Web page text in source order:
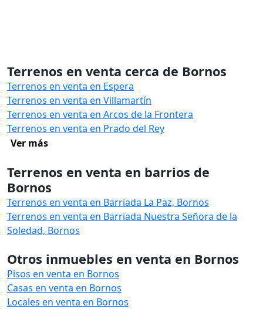
Terrenos en venta cerca de Bornos
Terrenos en venta en Espera
Terrenos en venta en Villamartín
Terrenos en venta en Arcos de la Frontera
Terrenos en venta en Prado del Rey
Ver más
Terrenos en venta en barrios de
Bornos
Terrenos en venta en Barriada La Paz, Bornos
Terrenos en venta en Barriada Nuestra Señora de la
Soledad, Bornos
Otros inmuebles en venta en Bornos
Pisos en venta en Bornos
Casas en venta en Bornos
Locales en venta en Bornos